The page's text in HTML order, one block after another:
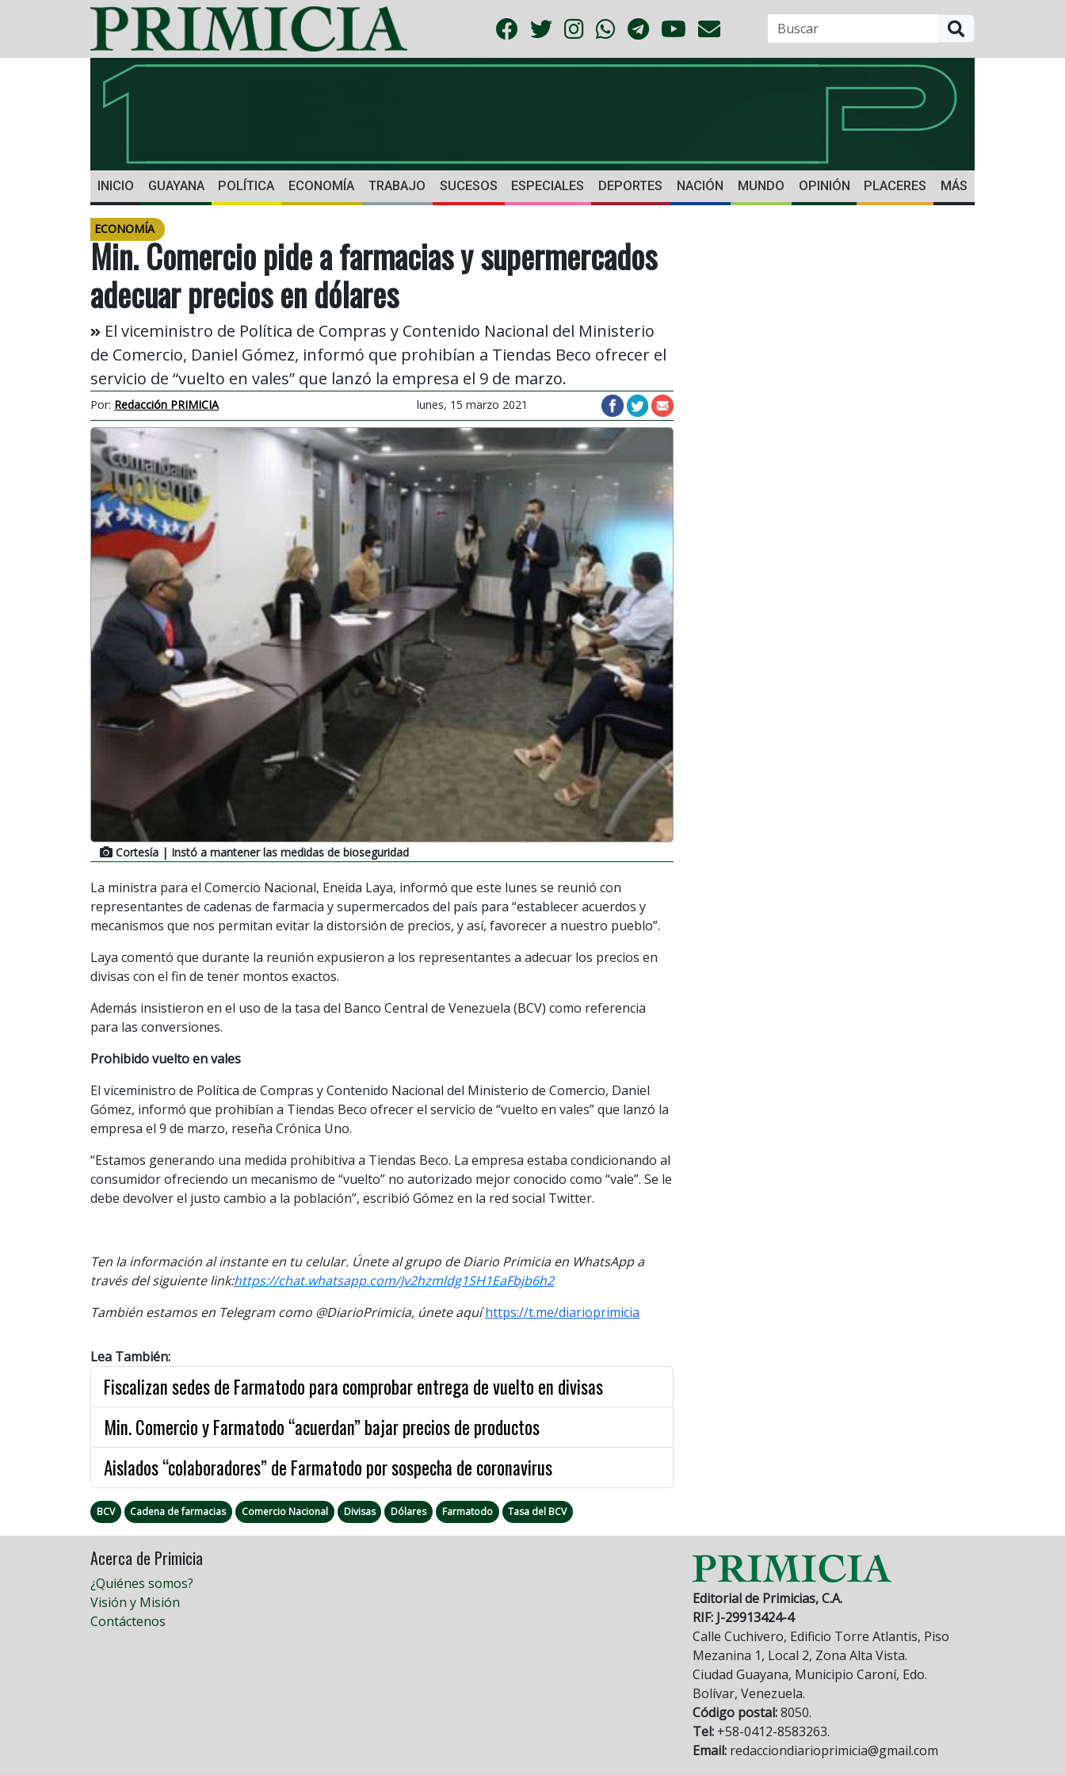
INICIO GUAYANA POLÍTICA ECONOMÍA TRABAJO SUCESOS ESPECIALES DEPORTES NACIÓN MUNDO OPINIÓN PLACERES MÁS
ECONOMÍA
Min. Comercio pide a farmacias y supermercados
adecuar precios en dólares
El viceministro de Política de Compras y Contenido Nacional del Ministerio
de Comercio, Daniel Gómez, informó que prohibían a Tiendas Beco ofrecer el
servicio de “vuelto en vales” que lanzó la empresa el 9 de marzo.
Por: Redacción PRIMICIA lunes, 15 marzo 2021
Cortesía | Instó a mantener las medidas de bioseguridad
La ministra para el Comercio Nacional, Eneida Laya, informó que este lunes se reunió con
representantes de cadenas de farmacia y supermercados del país para “establecer acuerdos y
mecanismos que nos permitan evitar la distorsión de precios, y así, favorecer a nuestro pueblo”.
Laya comentó que durante la reunión expusieron a los representantes a adecuar los precios en
divisas con el fin de tener montos exactos.
Además insistieron en el uso de la tasa del Banco Central de Venezuela (BCV) como referencia
para las conversiones.
Prohibido vuelto en vales
El viceministro de Política de Compras y Contenido Nacional del Ministerio de Comercio, Daniel
Gómez, informó que prohibían a Tiendas Beco ofrecer el servicio de “vuelto en vales” que lanzó la
empresa el 9 de marzo, reseña Crónica Uno.
“Estamos generando una medida prohibitiva a Tiendas Beco. La empresa estaba condicionando al
consumidor ofreciendo un mecanismo de “vuelto” no autorizado mejor conocido como “vale”. Se le
debe devolver el justo cambio a la población”, escribió Gómez en la red social Twitter.
Ten la información al instante en tu celular. Únete al grupo de Diario Primicia en WhatsApp a
través del siguiente link:https://chat.whatsapp.com/Jv2hzmldg1SH1EaFbjb6h2
También estamos en Telegram como @DiarioPrimicia, únete aquíhttps://t.me/diarioprimicia
Lea También:
Fiscalizan sedes de Farmatodo para comprobar entrega de vuelto en divisas
Min. Comercio y Farmatodo “acuerdan” bajar precios de productos
Aislados “colaboradores” de Farmatodo por sospecha de coronavirus
BCV Cadena de farmacias Comercio Nacional Divisas Dólares Farmatodo Tasa del BCV
Acerca de Primicia
¿Quiénes somos?
Visión y Misión
Contáctenos
Editorial de Primicias, C.A.
RIF: J-29913424-4
Calle Cuchivero, Edificio Torre Atlantis, Piso
Mezanina 1, Local 2, Zona Alta Vista.
Ciudad Guayana, Municipio Caroní, Edo.
Bolívar, Venezuela.
Código postal:8050.
Tel: +58-0412-8583263.
Email: redacciondiarioprimicia@gmail.com